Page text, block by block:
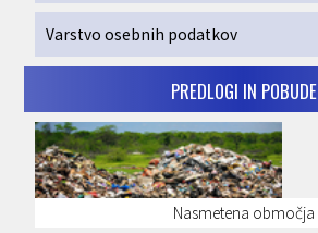
Varstvo osebnih podatkov
PREDLOGI IN POBUDE
Nasmetena območja